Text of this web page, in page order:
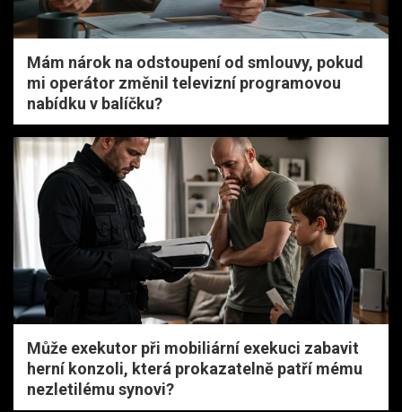
Mám nárok na odstoupení od smlouvy, pokud
mi operátor změnil televizní programovou
nabídku v balíčku?
Může exekutor při mobiliární exekuci zabavit
herní konzoli, která prokazatelně patří mému
nezletilému synovi?